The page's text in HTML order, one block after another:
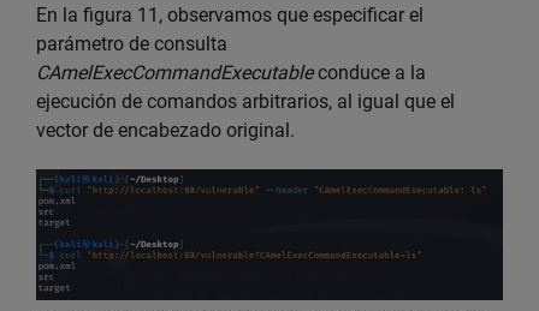
En la figura 11, observamos que especificar el
parámetro de consulta
CAmelExecCommandExecutableconduce a la
ejecución de comandos arbitrarios, al igual que el
vector de encabezado original.